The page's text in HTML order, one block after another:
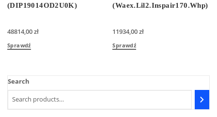
(DIP19014OD2U0K)
48814,00zł
Sprawdź
(Waex.Lil2.Inspair170.Whp)
11934,00zł
Sprawdź
Search